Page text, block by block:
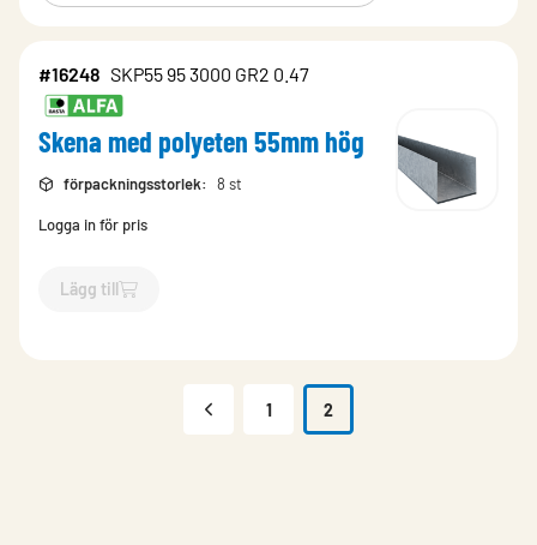
#16248 SKP55 95 3000 GR2 0.47
Skena med polyeten 55mm hög
förpackningsstorlek: 8 st
Logga in för pris
Lägg till
`$Lägg till
1 2